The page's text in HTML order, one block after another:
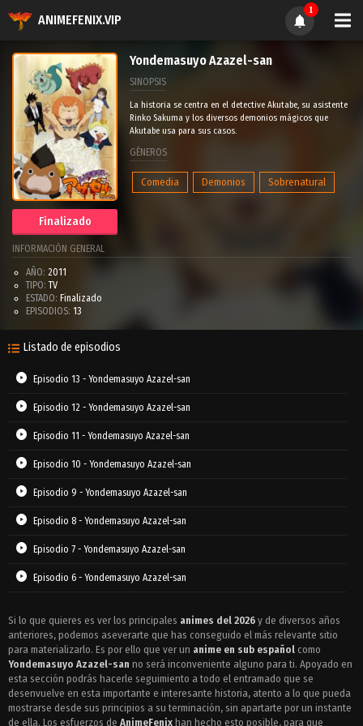
ANIMEFENIX.VIP
1
Finalizado
Yondemasuyo Azazel-san
SINOPSIS
La historia se centra en el detective Akutabe, su asistente
Rinko Sakuma y los diversos demonios mágicos que
Akutabe usa para sus casos.
GÉNEROS
Comedia Demonios Sobrenatural
INFORMACIÓN GENERAL
AÑO: 2011
TIPO: TV
ESTADO: Finalizado
EPISODIOS: 13
Listado de episodios
Episodio 13 - Yondemasuyo Azazel-san
Episodio 12 - Yondemasuyo Azazel-san
Episodio 11 - Yondemasuyo Azazel-san
Episodio 10 - Yondemasuyo Azazel-san
Episodio 9 - Yondemasuyo Azazel-san
Episodio 8 - Yondemasuyo Azazel-san
Episodio 7 - Yondemasuyo Azazel-san
Episodio 6 - Yondemasuyo Azazel-san
Episodio 4 - Yondemasuyo Azazel-san
Episodio 3 - Yondemasuyo Azazel-san
Episodio 2 - Yondemasuyo Azazel-san
Episodio 1 - Yondemasuyo Azazel-san
Si lo que quieres es ver los principales animes del 2026 y de diversos años
anteriores, podemos aseverarte que has conseguido el más relevante sitio
para materializarlo. Es por ello que ver un anime en sub español como
Yondemasuyo Azazel-san no será inconveniente alguno para ti. Apoyado en
esta sección podrás hacerle seguimiento a todo el entramado que se
desenvuelve en esta importante e interesante historia, atento a lo que pueda
mostrarse desde sus principios a su terminación, sin apartarte por un instante
de ella. Los esfuerzos de AnimeFenix han hecho esto posible, para que